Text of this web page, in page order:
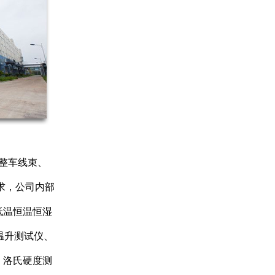
车线束、
，公司内部
恒温恒湿
测试仪、
氏硬度测